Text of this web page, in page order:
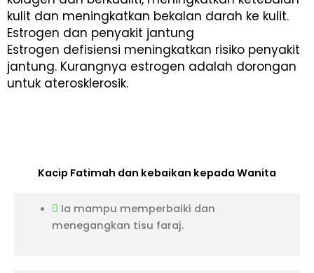
kulit dan meningkatkan bekalan darah ke kulit.
Estrogen dan penyakit jantung
Estrogen defisiensi meningkatkan risiko penyakit
jantung. Kurangnya estrogen adalah dorongan
untuk aterosklerosik.
Kacip Fatimah dan kebaikan kepada Wanita
Ia mampu memperbaiki dan
menegangkan tisu faraj.